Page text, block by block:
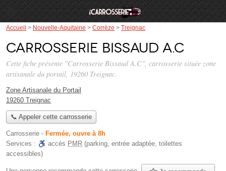
Accueil > Nouvelle-Aquitaine > Corrèze > Treignac
Carrosserie Bissaud A.C
Cette fiche présente "Carrosserie Bissaud A.C", carrosserie située zone
artisanale du portail, 19260 Treignac.
Zone Artisanale du Portail
19260 Treignac
📞 Appeler cette carrosserie
Carrosserie - Fermée, ouvre à 8h
Services :
accès PMR (parking, entrée adaptée, toilettes
accessibles)